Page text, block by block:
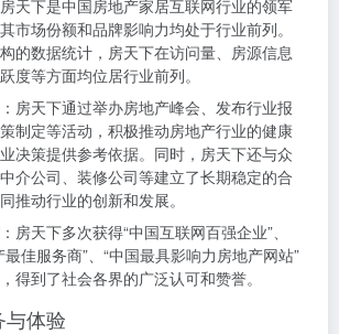
房天下是中国房地产家居互联网行业的领军
市场份额和品牌影响力均处于行业前列。
的数据统计，房天下在访问量、房源信息
度等方面均位居行业前列。
：房天下通过举办房地产峰会、发布行业报
制定等活动，积极推动房地产行业的健康
决策提供参考依据。同时，房天下还与众
介公司、装修公司等建立了长期稳定的合
推动行业的创新和发展。
：房天下多次获得“中国互联网百强企业”、
最佳服务商”、“中国最具影响力房地产网站”
得到了社会各界的广泛认可和赞誉。
与体验